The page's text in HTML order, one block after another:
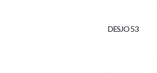
DESJO 53